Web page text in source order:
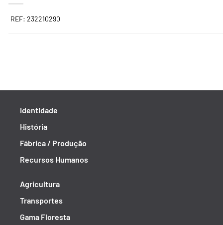
REF: 232210290
Identidade
História
Fábrica / Produção
Recursos Humanos
Agricultura
Transportes
Gama Floresta